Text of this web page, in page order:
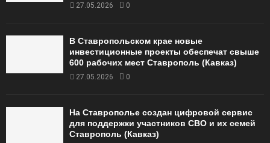
27.05.2026 0
В Ставропольском крае новые
инвестиционные проекты обеспечат свыше
600 рабочих мест Ставрополь (Кавказ)
27.05.2026 0
На Ставрополье создан цифровой сервис
для поддержки участников СВО и их семей
Ставрополь (Кавказ)